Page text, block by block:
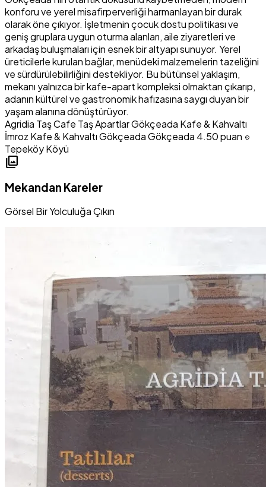
konforu ve yerel misafirperverliği harmanlayan bir durak
olarak öne çıkıyor. İşletmenin çocuk dostu politikası ve
geniş gruplara uygun oturma alanları, aile ziyaretleri ve
arkadaş buluşmaları için esnek bir altyapı sunuyor. Yerel
üreticilerle kurulan bağlar, menüdeki malzemelerin tazeliğini
ve sürdürülebilirliğini destekliyor. Bu bütünsel yaklaşım,
mekanı yalnızca bir kafe-apart kompleksi olmaktan çıkarıp,
adanın kültürel ve gastronomik hafızasına saygı duyan bir
yaşam alanına dönüştürüyor.
Agridia Taş Cafe Taş ApartlarGökçeada Kafe & Kahvaltı
İmroz Kafe & KahvaltıGökçeada Gökçeada 4.50 puan location_on
Tepeköy Köyü
photo_library
Mekandan Kareler
Görsel Bir Yolculuğa Çıkın